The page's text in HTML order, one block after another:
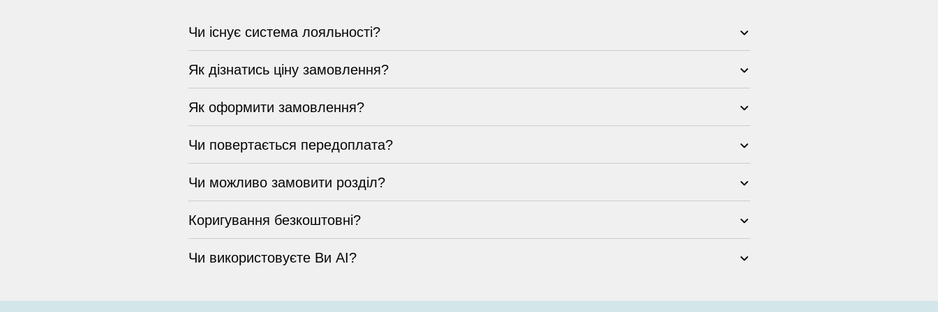
Чи існує система лояльності?
Як дізнатись ціну замовлення?
Як оформити замовлення?
Чи повертається передоплата?
Чи можливо замовити розділ?
Коригування безкоштовні?
Чи використовуєте Ви AI?